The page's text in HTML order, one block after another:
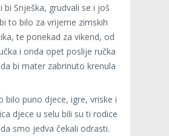
bi Snješka, grudvali se i još
to bilo za vrijeme zimskih
te ponekad za vikend, od
i onda opet poslije ručka
bi mater zabrinuto krenula
bilo puno djece, igre, vriske i
djece u selu bili su ti rodice
smo jedva čekali odrasti.